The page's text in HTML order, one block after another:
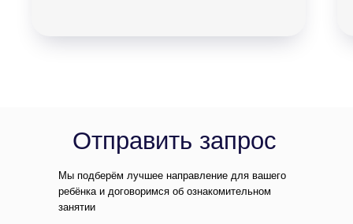
Мы подберём лучшее направление для вашего
ребёнка и договоримся об ознакомительном
занятии
Отправить запрос